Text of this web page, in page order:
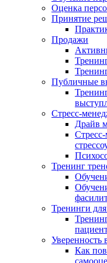
Оценка
Принятие
Продажи
Публичные
Стресс-
Драйв
Тренинг
Тренинги
Уверенность
Как